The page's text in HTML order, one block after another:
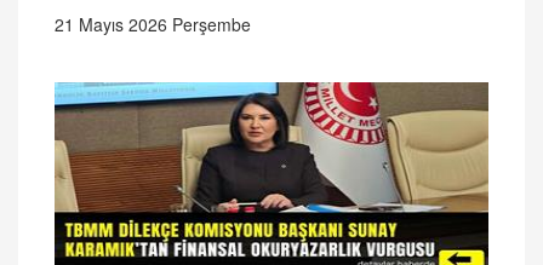
21 Mayıs 2026 Perşembe